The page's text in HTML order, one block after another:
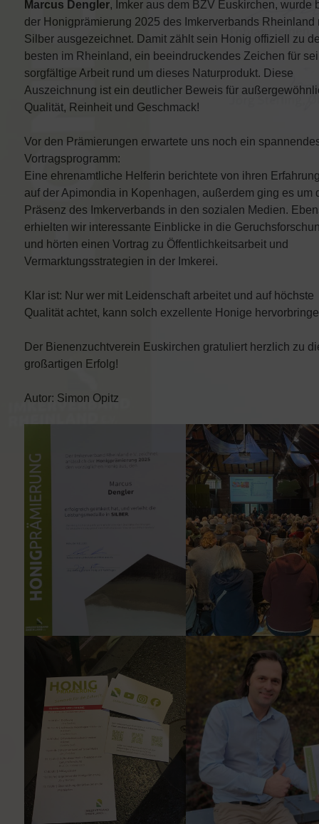
Marcus Dengler, Imker aus dem BZV Euskirchen, wurde
der Honigprämierung 2025 des Imkerverbands Rheinland
Silber ausgezeichnet. Damit zählt sein Honig offiziell zu
besten im Rheinland, ein beeindruckendes Zeichen für
sorgfältige Arbeit rund um dieses Naturprodukt. Diese
Auszeichnung ist ein deutlicher Beweis für
Qualität, Reinheit und Geschmack!
Vor den Prämierungen erwartete uns noch ein
Vortragsprogramm:
Eine ehrenamtliche Helferin berichtete von ihren
auf der Apimondia in Kopenhagen, außerdem ging es um
Präsenz des Imkerverbands in den sozialen Medien.
erhielten wir interessante Einblicke in die
und hörten einen Vortrag zu Öffentlichkeitsarbeit und
Vermarktungsstrategien in der Imkerei.
Klar ist: Nur wer mit Leidenschaft arbeitet und auf höchste
Qualität achtet, kann solch exzellente Honige
Der Bienenzuchtverein Euskirchen gratuliert herzlich zu
großartigen Erfolg!
Autor: Simon Opitz